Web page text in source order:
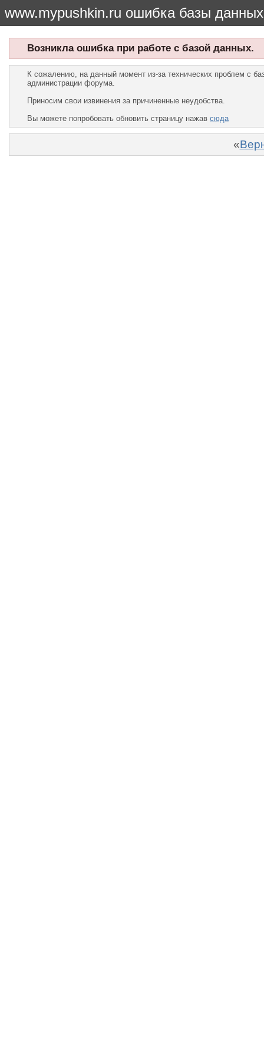
www.mypushkin.ru ошибка базы данных
Возникла ошибка при работе с базой данных.
К сожалению, на данный момент из-за технических проблем с
администрации форума.
Приносим свои извинения за причиненные неудобства.
Вы можете попробовать обновить страницу нажав сюда
«